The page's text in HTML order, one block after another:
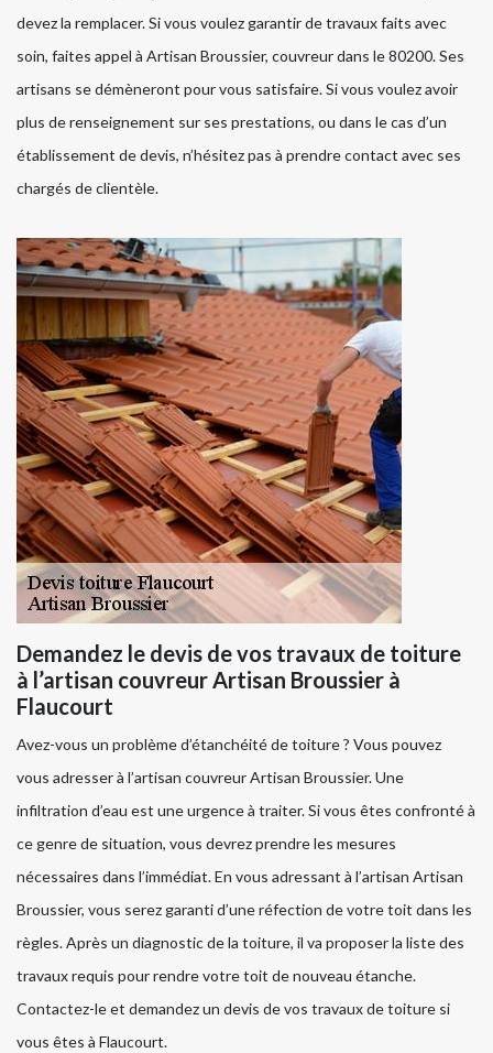
devez la remplacer. Si vous voulez garantir de travaux faits avec
soin, faites appel à Artisan Broussier, couvreur dans le 80200. Ses
artisans se démèneront pour vous satisfaire. Si vous voulez avoir
plus de renseignement sur ses prestations, ou dans le cas d’un
établissement de devis, n’hésitez pas à prendre contact avec ses
chargés de clientèle.
Demandez le devis de vos travaux de toiture
à l’artisan couvreur Artisan Broussier à
Flaucourt
Avez-vous un problème d’étanchéité de toiture ? Vous pouvez
vous adresser à l’artisan couvreur Artisan Broussier. Une
infiltration d’eau est une urgence à traiter. Si vous êtes confronté à
ce genre de situation, vous devrez prendre les mesures
nécessaires dans l’immédiat. En vous adressant à l’artisan Artisan
Broussier, vous serez garanti d’une réfection de votre toit dans les
règles. Après un diagnostic de la toiture, il va proposer la liste des
travaux requis pour rendre votre toit de nouveau étanche.
Contactez-le et demandez un devis de vos travaux de toiture si
vous êtes à Flaucourt.